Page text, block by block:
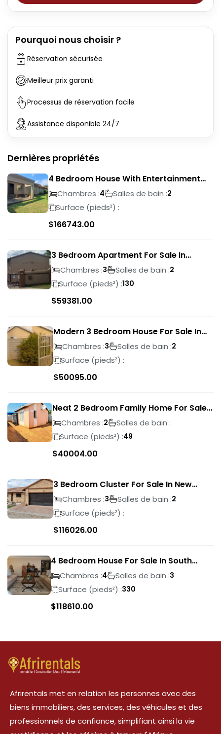
Pourquoi nous choisir ?
Réservation sécurisée
Meilleur prix garanti
Processus de réservation facile
Assistance disponible 24/7
Dernières propriétés
4 Bedroom House With Entertainment
Area In Randhart
Chambres :4 Salles de bain :2
Surface (pieds²) :
$166743.00
3 Bedroom Apartment For Sale In
Verwoerdpark
Chambres :3 Salles de bain :2
Surface (pieds²) :130
$59381.00
Modern 3 Bedroom House For Sale In
Albertsdal
Chambres :3 Salles de bain :2
Surface (pieds²) :
$50095.00
Neat 2 Bedroom Family Home For Sale
In Sky City
Chambres :2
Salles de bain :
Surface (pieds²) :49
$40004.00
3 Bedroom Cluster For Sale In New
Market Park
Chambres :3 Salles de bain :2
Surface (pieds²) :
$116026.00
4 Bedroom House For Sale In South
CrestChambres :4 Salles de bain :3
Surface (pieds²) :330
$118610.00
Afrirentals met en relation les personnes avec des
biens immobiliers, des services, des véhicules et des
professionnels de confiance, simplifiant ainsi la vie